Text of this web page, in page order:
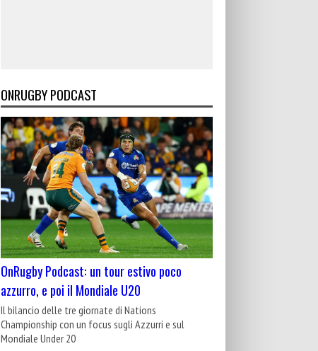
ONRUGBY PODCAST
OnRugby Podcast: un tour estivo poco
azzurro, e poi il Mondiale U20
Il bilancio delle tre giornate di Nations
Championship con un focus sugli Azzurri e sul
Mondiale Under 20